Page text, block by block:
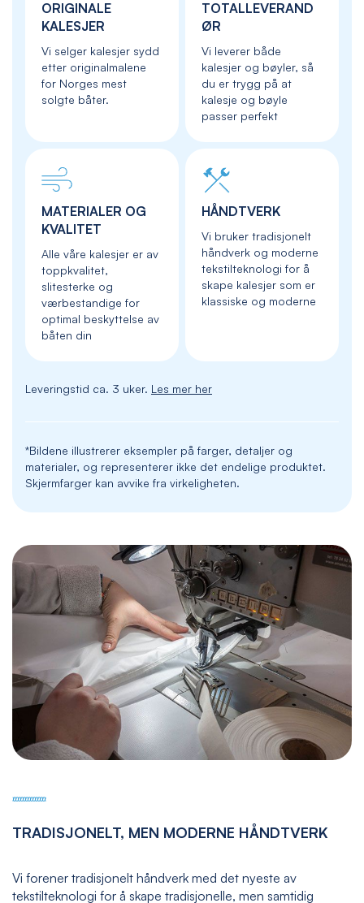
ORIGINALE
KALESJER
Vi selger kalesjer sydd
etter originalmalene
for Norges mest
solgte båter.
TOTALLEVERAND
ØR
Vi leverer både
kalesjer og bøyler, så
du er trygg på at
kalesje og bøyle
passer perfekt
MATERIALER OG
KVALITET
Alle våre kalesjer er av
toppkvalitet,
slitesterke og
værbestandige for
optimal beskyttelse av
båten din
HÅNDTVERK
Vi bruker tradisjonelt
håndverk og moderne
tekstilteknologi for å
skape kalesjer som er
klassiske og moderne
Leveringstid ca. 3 uker. Les mer her
*Bildene illustrerer eksempler på farger, detaljer og
materialer, og representerer ikke det endelige produktet.
Skjermfarger kan avvike fra virkeligheten.
TRADISJONELT, MEN MODERNE HÅNDTVERK
Vi forener tradisjonelt håndverk med det nyeste av
tekstilteknologi for å skape tradisjonelle, men samtidig